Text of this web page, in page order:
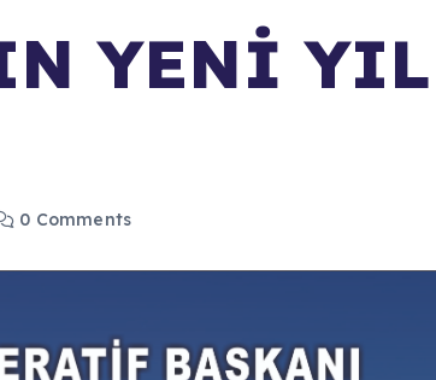
YENİ YIL
0 Comments